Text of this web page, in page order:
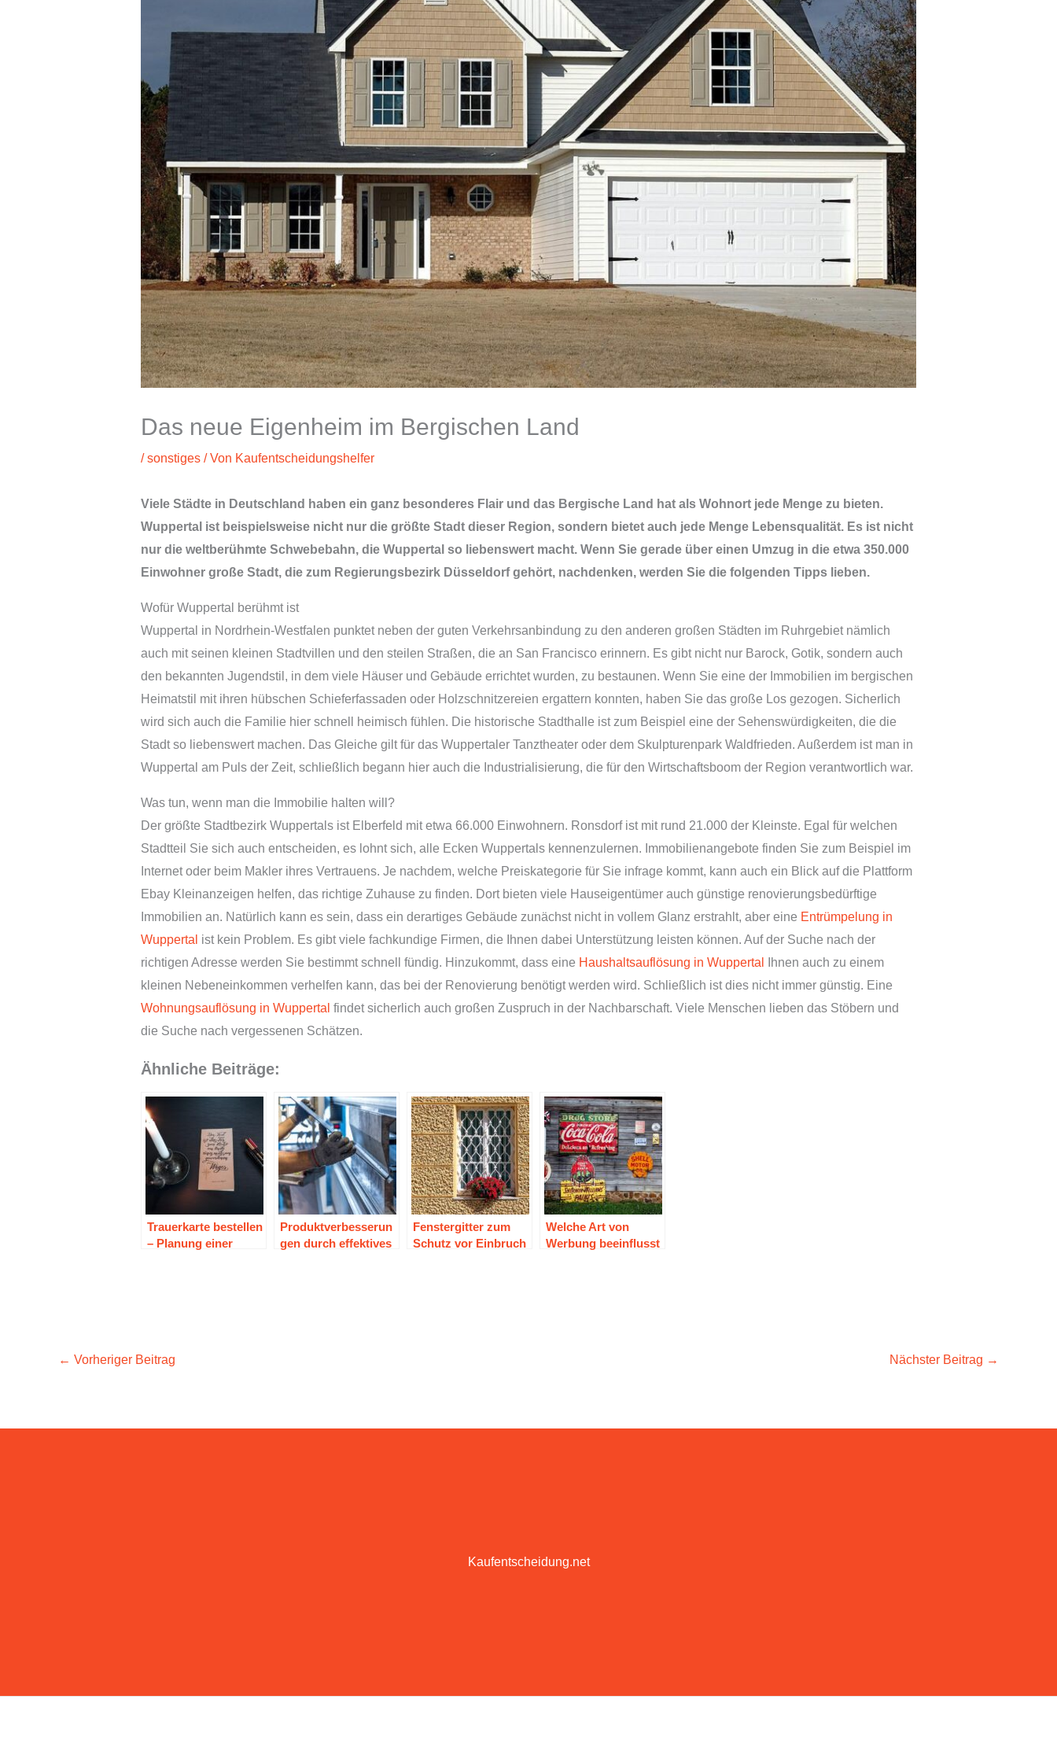
Das neue Eigenheim im Bergischen Land
/sonstiges/ Von Kaufentscheidungshelfer
Viele Städte in Deutschland haben ein ganz besonderes Flair und das Bergische Land hat als Wohnort jede Menge zu bieten.
Wuppertal ist beispielsweise nicht nur die größte Stadt dieser Region, sondern bietet auch jede Menge Lebensqualität. Es ist nicht
nur die weltberühmte Schwebebahn, die Wuppertal so liebenswert macht. Wenn Sie gerade über einen Umzug in die etwa 350.000
Einwohner große Stadt, die zum Regierungsbezirk Düsseldorf gehört, nachdenken, werden Sie die folgenden Tipps lieben.
Wofür Wuppertal berühmt ist
Wuppertal in Nordrhein-Westfalen punktet neben der guten Verkehrsanbindung zu den anderen großen Städten im Ruhrgebiet nämlich
auch mit seinen kleinen Stadtvillen und den steilen Straßen, die an San Francisco erinnern. Es gibt nicht nur Barock, Gotik, sondern auch
den bekannten Jugendstil, in dem viele Häuser und Gebäude errichtet wurden, zu bestaunen. Wenn Sie eine der Immobilien im bergischen
Heimatstil mit ihren hübschen Schieferfassaden oder Holzschnitzereien ergattern konnten, haben Sie das große Los gezogen. Sicherlich
wird sich auch die Familie hier schnell heimisch fühlen. Die historische Stadthalle ist zum Beispiel eine der Sehenswürdigkeiten, die die
Stadt so liebenswert machen. Das Gleiche gilt für das Wuppertaler Tanztheater oder dem Skulpturenpark Waldfrieden. Außerdem ist man in
Wuppertal am Puls der Zeit, schließlich begann hier auch die Industrialisierung, die für den Wirtschaftsboom der Region verantwortlich war.
Was tun, wenn man die Immobilie halten will?
Der größte Stadtbezirk Wuppertals ist Elberfeld mit etwa 66.000 Einwohnern. Ronsdorf ist mit rund 21.000 der Kleinste. Egal für welchen
Stadtteil Sie sich auch entscheiden, es lohnt sich, alle Ecken Wuppertals kennenzulernen. Immobilienangebote finden Sie zum Beispiel im
Internet oder beim Makler ihres Vertrauens. Je nachdem, welche Preiskategorie für Sie infrage kommt, kann auch ein Blick auf die Plattform
Ebay Kleinanzeigen helfen, das richtige Zuhause zu finden. Dort bieten viele Hauseigentümer auch günstige renovierungsbedürftige
Immobilien an. Natürlich kann es sein, dass ein derartiges Gebäude zunächst nicht in vollem Glanz erstrahlt, aber eine Entrümpelung in
Wuppertal ist kein Problem. Es gibt viele fachkundige Firmen, die Ihnen dabei Unterstützung leisten können. Auf der Suche nach der
richtigen Adresse werden Sie bestimmt schnell fündig. Hinzukommt, dass eine Haushaltsauflösung in Wuppertal
Ihnen auch zu einem
kleinen Nebeneinkommen verhelfen kann, das bei der Renovierung benötigt werden wird. Schließlich ist dies nicht immer günstig. Eine
Wohnungsauflösung in Wuppertal findet sicherlich auch großen Zuspruch in der Nachbarschaft. Viele Menschen lieben das Stöbern und
die Suche nach vergessenen Schätzen.
Ähnliche Beiträge:
Trauerkarte bestellen
– Planung einer
Produktverbesserun
gen durch effektives
Fenstergitter zum
Schutz vor Einbruch
Welche Art von
Werbung beeinflusst
← Vorheriger Beitrag Nächster Beitrag →
Kaufentscheidung.net